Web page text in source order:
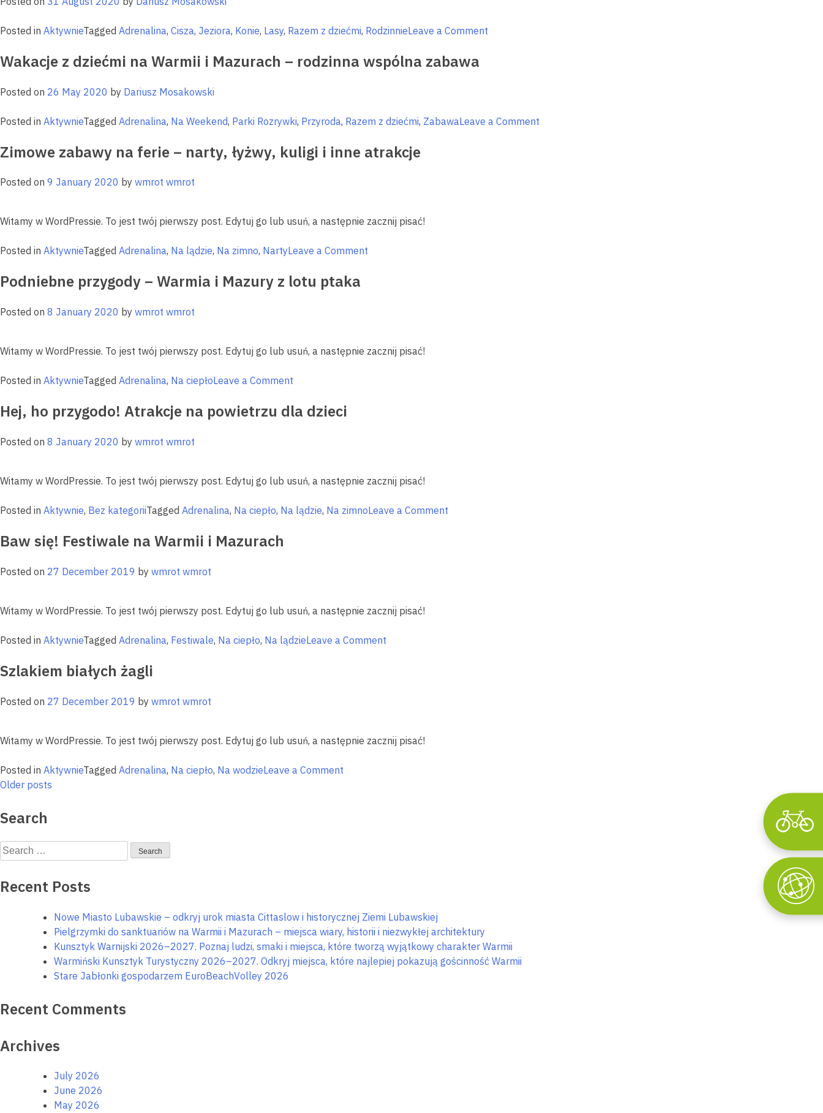
Posted in AktywnieTagged Adrenalina, Cisza, Jeziora, Konie, Lasy, Razem z dziećmi, RodzinnieLeave a Comment
Wakacje z dziećmi na Warmii i Mazurach – rodzinna wspólna zabawa
Posted on 26 May 2020 by Dariusz Mosakowski
Posted in AktywnieTagged Adrenalina, Na Weekend, Parki Rozrywki, Przyroda, Razem z dziećmi, ZabawaLeave a Comment
Zimowe zabawy na ferie – narty, łyżwy, kuligi i inne atrakcje
Posted on 9 January 2020 by wmrot wmrot
Witamy w WordPressie. To jest twój pierwszy post. Edytuj go lub usuń, a następnie zacznij pisać!
Posted in AktywnieTagged Adrenalina, Na lądzie, Na zimno, NartyLeave a Comment
łyżwy,
Podniebne przygody – Warmia i Mazury z lotu ptaka
Posted on 8 January 2020 by wmrot wmrot
Witamy w WordPressie. To jest twój pierwszy post. Edytuj go lub usuń, a następnie zacznij pisać!
Posted in AktywnieTagged Adrenalina, Na ciepłoLeave a Comment
przygody
z
ptaka
Hej, ho przygodo! Atrakcje na powietrzu dla dzieci
Posted on 8 January 2020 by wmrot wmrot
Witamy w WordPressie. To jest twój pierwszy post. Edytuj go lub usuń, a następnie zacznij pisać!
Posted in Aktywnie, Bez kategoriiTagged Adrenalina, Na ciepło, Na lądzie, Na zimnoLeave a Comment
Baw się! Festiwale na Warmii i Mazurach
Posted on 27 December 2019 by wmrot wmrot
Witamy w WordPressie. To jest twój pierwszy post. Edytuj go lub usuń, a następnie zacznij pisać!
Posted in AktywnieTagged Adrenalina, Festiwale, Na ciepło, Na lądzieLeave a Comment
Mazurach
Szlakiem białych żagli
Posted on 27 December 2019 by wmrot wmrot
Witamy w WordPressie. To jest twój pierwszy post. Edytuj go lub usuń, a następnie zacznij pisać!
Posted in AktywnieTagged Adrenalina, Na ciepło, Na wodzieLeave a Comment
Posts
navigation
Older posts
Search
Search
for:
Recent Posts
Nowe Miasto Lubawskie – odkryj urok miasta Cittaslow i historycznej Ziemi Lubawskiej
Pielgrzymki do sanktuariów na Warmii i Mazurach – miejsca wiary, historii i niezwykłej architektury
Kunsztyk Warnijski 2026–2027. Poznaj ludzi, smaki i miejsca, które tworzą wyjątkowy charakter Warmii
Warmiński Kunsztyk Turystyczny 2026–2027. Odkryj miejsca, które najlepiej pokazują gościnność Warmii
Stare Jabłonki gospodarzem EuroBeachVolley 2026
Recent Comments
Archives
July 2026
June 2026
May 2026
Wyszukaj